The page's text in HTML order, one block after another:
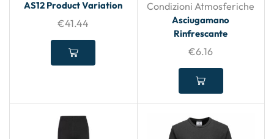
AS12 Product Variation
€41.44
Condizioni Atmosferiche
Asciugamano
Rinfrescante
€6.16